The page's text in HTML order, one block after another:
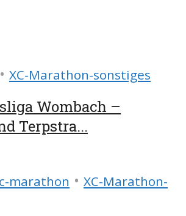
• XC-Marathon-sonstiges
Wombach –
Terpstra...
marathon • XC-Marathon-